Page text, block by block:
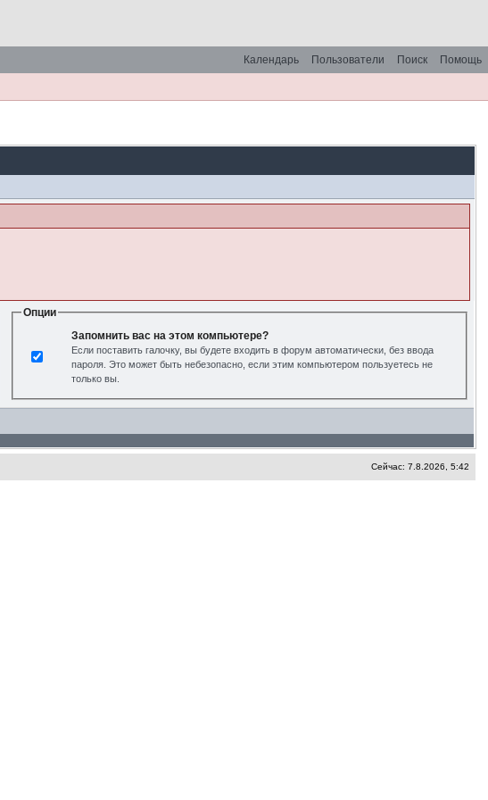
Помощь
Поиск
Пользователи
Календарь
Опции
Запомнить вас на этом компьютере?
Если поставить галочку, вы будете входить в форум автоматически, без ввода
пароля. Это может быть небезопасно, если этим компьютером пользуетесь не
только вы.
Сейчас: 7.8.2026, 5:42